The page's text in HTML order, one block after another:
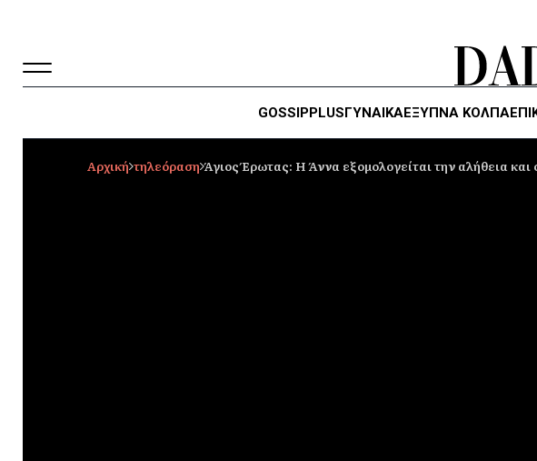
GOSSIPPLUSΓΥΝΑΙΚΑΈΞΥΠΝΑ ΚΌΛΠΑ
Αρχική τηλεόραση Άγιος Έρωτας: Η Άννα εξομολογείται την αλήθεια